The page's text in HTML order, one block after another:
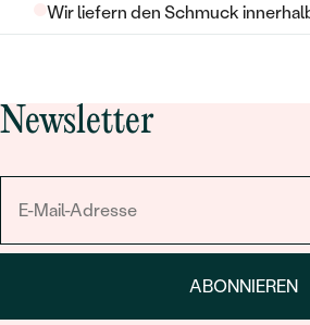
Wir liefern den Schmuck
Newsletter
ABONNIEREN